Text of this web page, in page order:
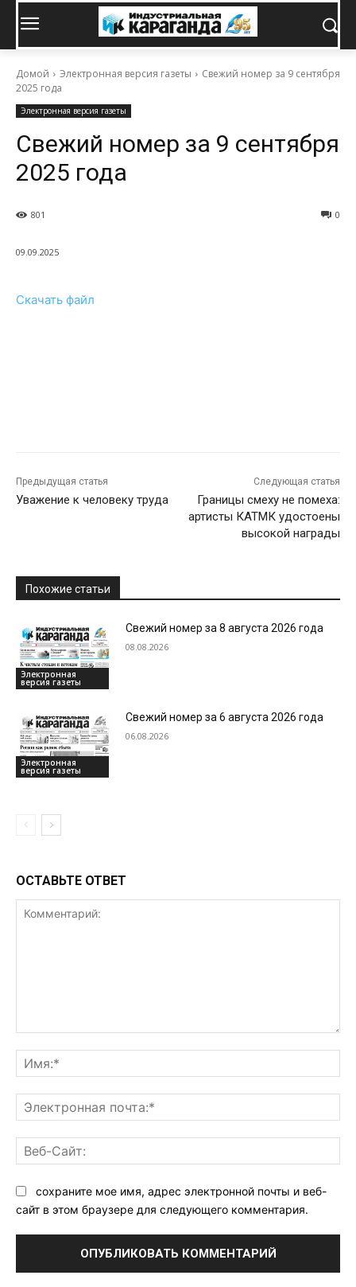
Домой Электронная версия газеты
Свежий номер за 9 сентября
2025 года
Электронная версия газеты
Свежий номер за 9 сентября
2025 года
0
801
09.09.2025
Скачать файл
Предыдущая статья
Уважение к человеку труда
Следующая статья
Границы смеху не помеха:
артисты КАТМК удостоены
высокой награды
Похожие статьи
Электронная
версия газеты
Свежий номер за 8 августа 2026 года
08.08.2026
Электронная
версия газеты
Свежий номер за 6 августа 2026 года
06.08.2026
ОСТАВЬТЕ ОТВЕТ
сохраните мое имя, адрес электронной почты и веб-
сайт в этом браузере для следующего комментария.